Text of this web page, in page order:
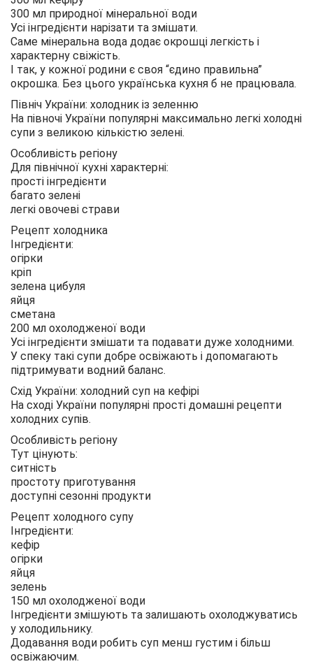
300 мл природної мінеральної води
Усі інгредієнти нарізати та змішати.
Саме мінеральна вода додає окрошці легкість і
характерну свіжість.
І так, у кожної родини є своя “єдино правильна”
окрошка. Без цього українська кухня б не працювала.
Північ України: холодник із зеленню
На півночі України популярні максимально легкі холодні
супи з великою кількістю зелені.
Особливість регіону
Для північної кухні характерні:
прості інгредієнти
багато зелені
легкі овочеві страви
Рецепт холодника
Інгредієнти:
огірки
кріп
зелена цибуля
яйця
сметана
200 мл охолодженої води
Усі інгредієнти змішати та подавати дуже холодними.
У спеку такі супи добре освіжають і допомагають
підтримувати водний баланс.
Схід України: холодний суп на кефірі
На сході України популярні прості домашні рецепти
холодних супів.
Особливість регіону
Тут цінують:
ситність
простоту приготування
доступні сезонні продукти
Рецепт холодного супу
Інгредієнти:
кефір
огірки
яйця
зелень
150 мл охолодженої води
Інгредієнти змішують та залишають охолоджуватись
у холодильнику.
Додавання води робить суп менш густим і більш
освіжаючим.